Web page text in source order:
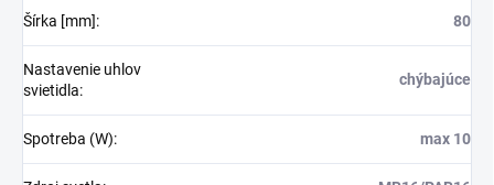
Šírka [mm]: 80
Nastavenie uhlov
svietidla:
chýbajúce
Spotreba (W): max 10